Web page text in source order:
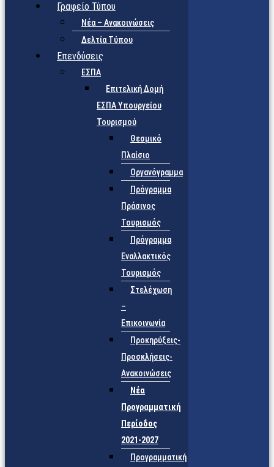
Γραφείο Τύπου
Νέα – Ανακοινώσεις
Δελτία Τύπου
Επενδύσεις
ΕΣΠΑ
Επιτελική Δομή
ΕΣΠΑ Υπουργείου
Τουρισμού
Θεσμικό
Πλαίσιο
Οργανόγραμμα
Πρόγραμμα
Πράσινος
Τουρισμός
Πρόγραμμα
Εναλλακτικός
Τουρισμός
Στελέχωση
–
Επικοινωνία
Προκηρύξεις-
Προσκλήσεις-
Ανακοινώσεις
Νέα
Προγραμματική
Περίοδος
2021-2027
Προγραμματική